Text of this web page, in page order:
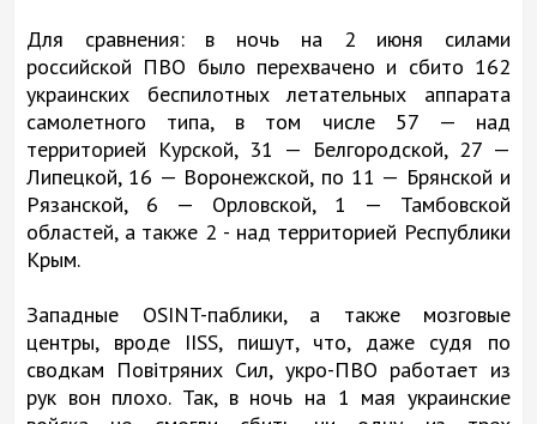
Для сравнения: в ночь на 2 июня силами
российской ПВО было перехвачено и сбито 162
украинских беспилотных летательных аппарата
самолетного типа, в том числе 57 — над
территорией Курской, 31 — Белгородской, 27 —
Липецкой, 16 — Воронежской, по 11 — Брянской и
Рязанской, 6 — Орловской, 1 — Тамбовской
областей, а также 2 - над территорией Республики
Крым.
Западные OSINT-паблики, а также мозговые
центры, вроде IISS, пишут, что, даже судя по
сводкам Повітряних Сил, укро-ПВО работает из
рук вон плохо. Так, в ночь на 1 мая украинские